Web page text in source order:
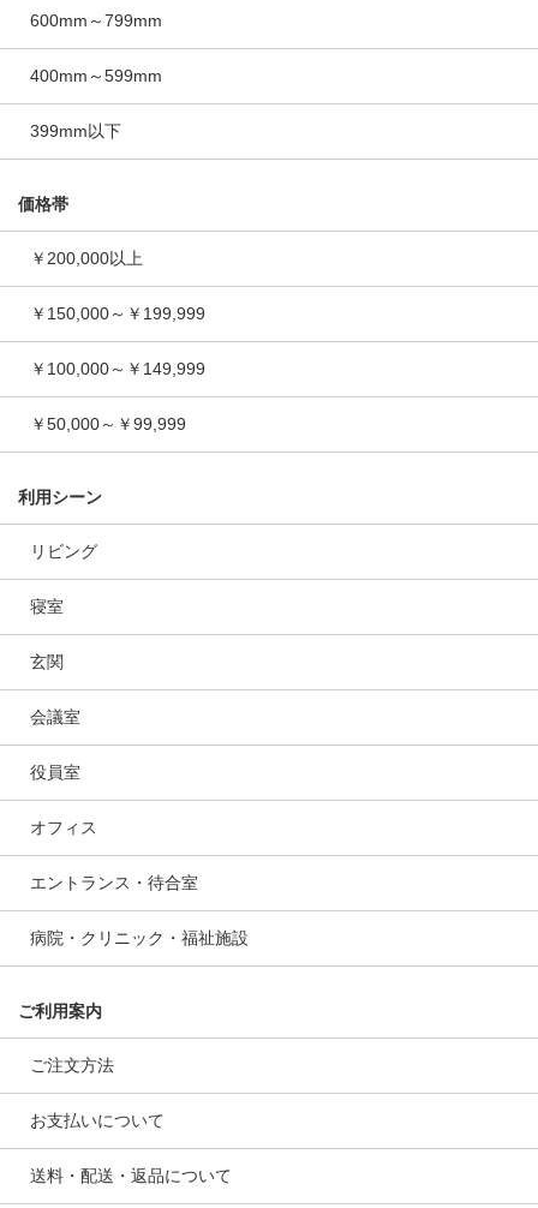
600mm～799mm
400mm～599mm
399mm以下
価格帯
￥200,000以上
￥150,000～￥199,999
￥100,000～￥149,999
￥50,000～￥99,999
利用シーン
リビング
寝室
玄関
会議室
役員室
オフィス
エントランス・待合室
病院・クリニック・福祉施設
ご利用案内
ご注文方法
お支払いについて
送料・配送・返品について